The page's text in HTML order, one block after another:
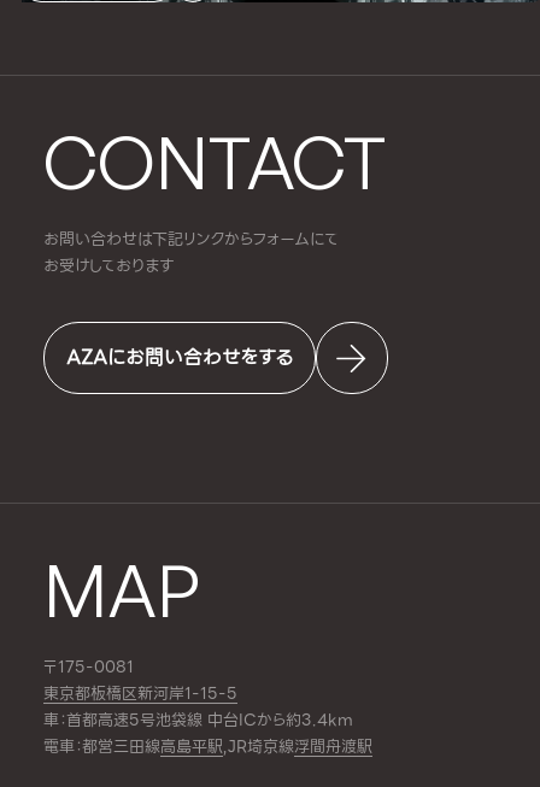
CONTACT
お問い合わせは下記リンクからフォームにて
お受けしております
AZAにお問い合わせをする
MAP
〒175-0081
東京都板橋区新河岸1-15-5
車：首都高速5号池袋線 中台ICから約3.4km
電車：都営三田線高島平駅,JR埼京線浮間舟渡駅